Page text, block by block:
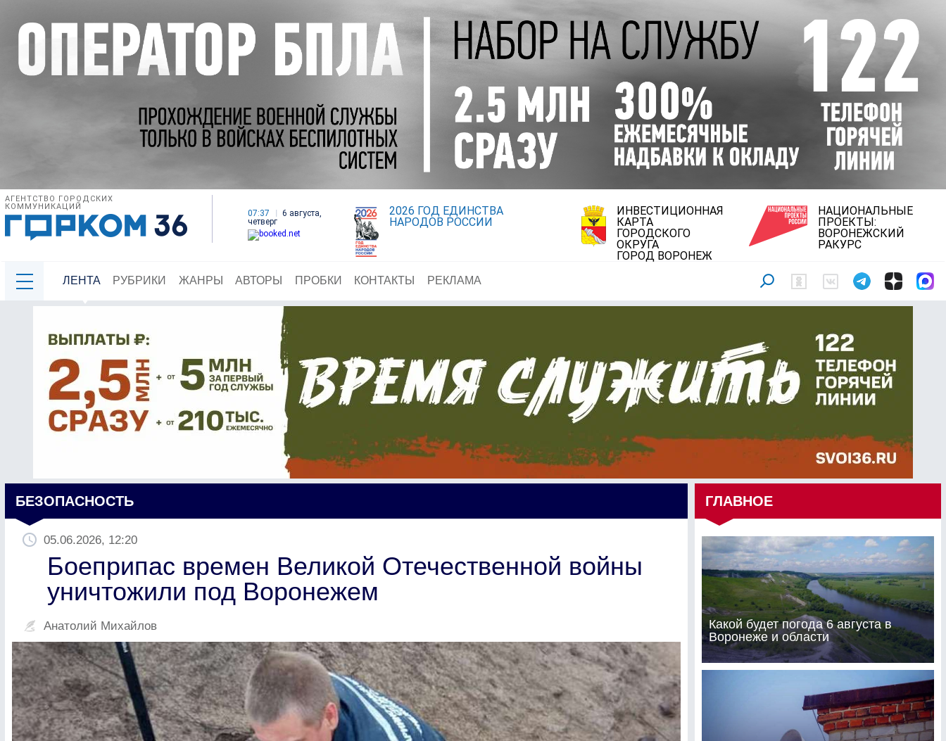
АГЕНТСТВО ГОРОДСКИХ
КОММУНИКАЦИЙ
07:37
6 августа,
четверг
2026 ГОД ЕДИНСТВА
НАРОДОВ РОССИИ
ИНВЕСТИЦИОННАЯ
КАРТА
ГОРОДСКОГО
ОКРУГА
ГОРОД ВОРОНЕЖ
НАЦИОНАЛЬНЫЕ
ПРОЕКТЫ:
ВОРОНЕЖСКИЙ
РАКУРС
ЛЕНТА РУБРИКИ ЖАНРЫ АВТОРЫ ПРОБКИ КОНТАКТЫ РЕКЛАМА
БЕЗОПАСНОСТЬ
05.06.2026, 12:20
Боеприпас времен Великой Отечественной войны
уничтожили под Воронежем
Анатолий Михайлов
ГЛАВНОЕ
Какой будет погода 6 августа в
Воронеже и области